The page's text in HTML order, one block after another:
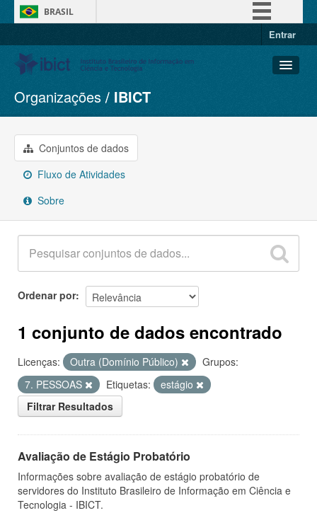
BRASIL
Entrar
Conjuntos de dados
Organizações
Grupos
Sobre
Organizações IBICT
Conjuntos de dados
Fluxo de Atividades
Sobre
Ordenar por
1 conjunto de dados encontrado
Licenças: Outra (Domínio Público)
Grupos:
7. PESSOAS
Etiquetas:
estágio
Filtrar Resultados
Avaliação de Estágio Probatório
Informações sobre avaliação de estágio probatório de
servidores do Instituto Brasileiro de Informação em Ciência e
Tecnologia - IBICT.